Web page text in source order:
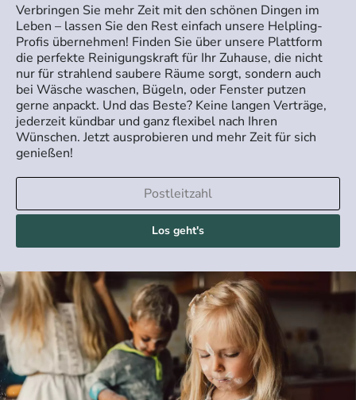
Verbringen Sie mehr Zeit mit den schönen Dingen im
Leben – lassen Sie den Rest einfach unsere Helpling-
Profis übernehmen! Finden Sie über unsere Plattform
die perfekte Reinigungskraft für Ihr Zuhause, die nicht
nur für strahlend saubere Räume sorgt, sondern auch
bei Wäsche waschen, Bügeln, oder Fenster putzen
gerne anpackt. Und das Beste? Keine langen Verträge,
jederzeit kündbar und ganz flexibel nach Ihren
Wünschen. Jetzt ausprobieren und mehr Zeit für sich
genießen!
Los geht's